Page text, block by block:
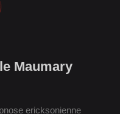
Maumary
ericksonienne